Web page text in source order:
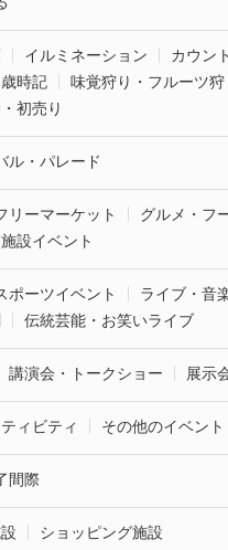
イルミネーション カウン
時記
味覚狩り・フルーツ狩
初売り
ル・パレード
リーマーケット
グルメ・フ
設イベント
ポーツイベント
ライブ・音
伝統芸能・お笑いライブ
講演会・トークショー 展示
ィビティ その他のイベント
間際
ショッピング施設